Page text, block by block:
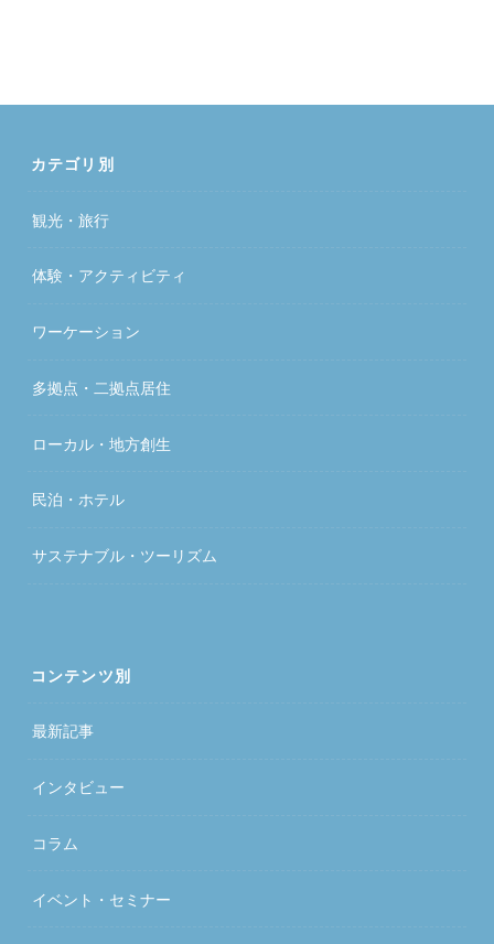
カテゴリ別
観光・旅行
体験・アクティビティ
ワーケーション
多拠点・二拠点居住
ローカル・地方創生
民泊・ホテル
サステナブル・ツーリズム
コンテンツ別
最新記事
インタビュー
コラム
イベント・セミナー